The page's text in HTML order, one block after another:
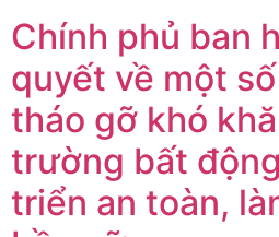
Chính phủ ban
quyết về một
tháo gỡ khó
trường bất
triển an toàn,